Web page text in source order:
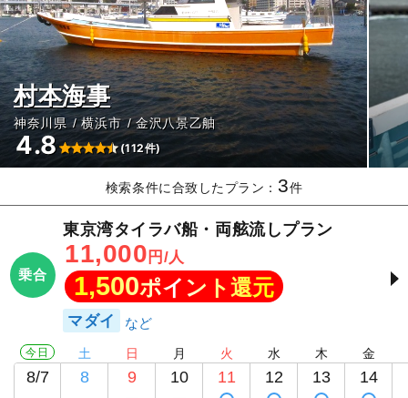
村本海事
神奈川県 横浜市 金沢八景乙舳
4.8 (112件)
検索条件に合致したプラン： 3件
乗合
東京湾タイラバ船・両舷流しプラン
11,000 円/人
1,500ポイント還元
マダイ
今日
8/7
土
8
日
9
月
10
火
11
水
12
木
13
金
14